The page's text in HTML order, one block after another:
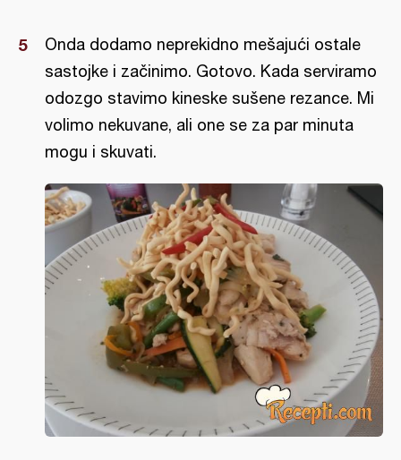
Onda dodamo neprekidno mešajući ostale
sastojke i začinimo. Gotovo. Kada serviramo
odozgo stavimo kineske sušene rezance. Mi
volimo nekuvane, ali one se za par minuta
mogu i skuvati.